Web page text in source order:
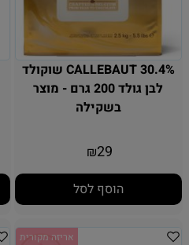
CALLEBAUT 30.4% שוקולד
לבן גולד 200 גרם - מוצר
בשקילה
₪29
הוסף לסל
אריזה מקורית